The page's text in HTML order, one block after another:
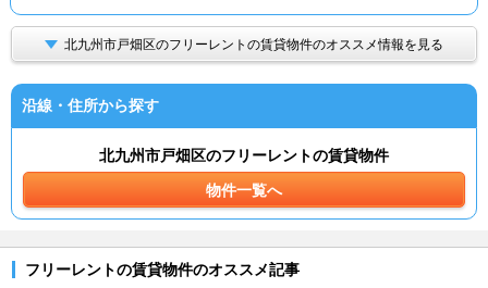
北九州市戸畑区のフリーレントの賃貸物件のオススメ情報を見る
沿線・住所から探す
北九州市戸畑区のフリーレントの賃貸物件
物件一覧へ
フリーレントの賃貸物件のオススメ記事